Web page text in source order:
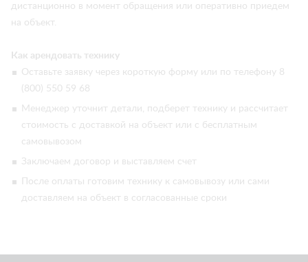
дистанционно в момент обращения или оперативно приедем
на объект.
Как арендовать технику
Оставьте заявку через короткую форму или по телефону 8
(800) 550 59 68
Менеджер уточнит детали, подберет технику и рассчитает
стоимость с доставкой на объект или с бесплатным
самовывозом
Заключаем договор и выставляем счет
После оплаты готовим технику к самовывозу или сами
доставляем на объект в согласованные сроки